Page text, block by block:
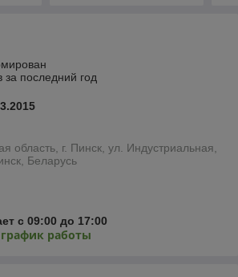
последний год
область, г. Пинск, ул. Индустриальная,
Беларусь
с 09:00 до 17:00
работы